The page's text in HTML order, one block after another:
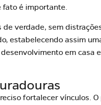
fato é importante.
verdade, sem
estabelecendo assim
em casa
fortalecer vínculos.